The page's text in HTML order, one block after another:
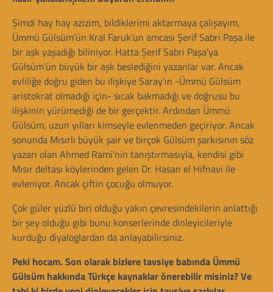
Şimdi hay hay azizim, bildiklerimi aktarmaya çalışayım,
Ümmü Gülsüm’ün Kral Faruk’un amcası Şerif Sabri Paşa ile
bir aşk yaşadığı biliniyor. Hatta Şerif Sabri Paşa’ya
Gülsüm’ün büyük bir aşk beslediğini yazanlar var. Ancak
evliliğe doğru giden bu ilişkiye Saray’ın -Ümmü Gülsüm
aristokrat olmadığı için- sıcak bakmadığı ve doğrusu bu
ilişkinin yürümediği de bir gerçektir. Ardından Ümmü
Gülsüm, uzun yılları kimseyle evlenmeden geçiriyor. Ancak
sonunda Mısırlı büyük şair ve birçok Gülsüm şarkısının söz
yazarı olan Ahmed Rami’nin tanıştırmasıyla, kendisi gibi
Mısır deltası köylerinden gelen Dr. Hasan el Hifnavi ile
evleniyor. Ancak çiftin çocuğu olmuyor.
Çok güler yüzlü biri olduğu yakın çevresindekilerin anlattığı
bir şey olduğu gibi bunu konserlerinde dinleyicileriyle
kurduğu diyaloglardan da anlayabilirsiniz.
Peki hocam. Son olarak bizlere tavsiye babında Ümmü
Gülsüm hakkında Türkçe kaynaklar önerebilir misiniz? Ve